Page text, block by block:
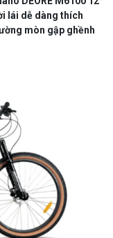
lái dễ dàng thích
mòn gập ghềnh